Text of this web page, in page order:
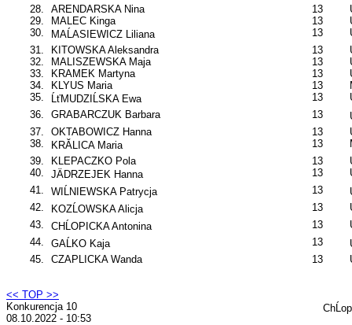
28.
ARENDARSKA Nina 13
29.
MALEC Kinga 13
30.
MAĹASIEWICZ Liliana 13
31.
KITOWSKA Aleksandra 13
32.
MALISZEWSKA Maja 13
33.
KRAMEK Martyna 13
34.
KLYUS Maria 13
35.
ĹťMUDZIĹSKA Ewa 13
36.
GRABARCZUK Barbara 13
37.
OKTABOWICZ Hanna 13
38.
KRĂLICA Maria 13
39.
KLEPACZKO Pola 13
40.
JÄDRZEJEK Hanna 13
41.
WIĹNIEWSKA Patrycja 13
42.
KOZĹOWSKA Alicja 13
43.
CHĹOPICKA Antonina 13
44.
GAĹKO Kaja 13
45.
CZAPLICKA Wanda 13
<< TOP >>
Konkurencja 10
08.10.2022 - 10:53